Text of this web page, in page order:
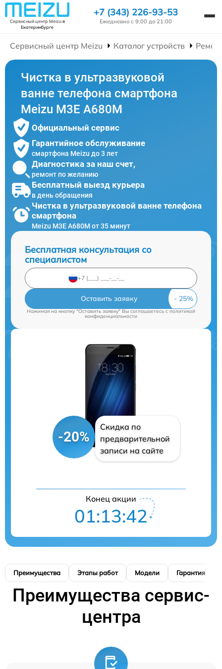
Сервисный центр Meizuв
Екатеринбурге
+7 (343) 226-93-53
Ежедневно с 9:00 до 21:00
Сервисный центр Meizu Каталог устройств
Чистка в ультразвуковой
ванне телефона смартфона
Meizu M3E A680M
Официальный сервис
Гарантийное обслуживание
смартфона Meizu до 3 лет
Диагностика за наш счет,
ремонт по желанию
Бесплатный выезд курьера
в день обращения
Чистка в ультразвуковой ванне телефона
смартфона
Meizu M3E A680M от 35 минут
Бесплатная консультация со
специалистом
Оставить заявку
Нажимая на кнопку "Оставить заявку" Вы соглашаетесь cполитикой
конфиденциальности
-20%
Скидка по
предварительной
записи на сайте
Конец акции
01:13:42
Преимущества Этапы работ Модели Гарантия
Преимущества сервис-
центра